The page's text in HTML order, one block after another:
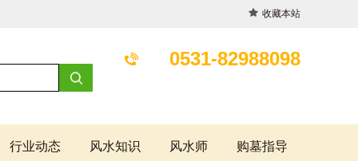
收藏本站
0531-82988098
行业动态 风水知识 风水师 购墓指导